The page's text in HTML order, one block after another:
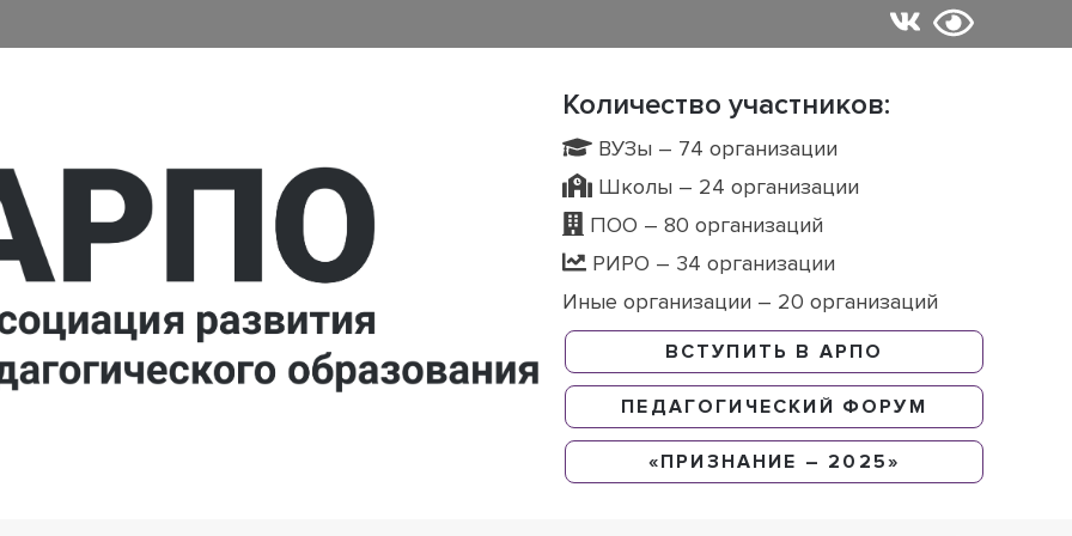
Количество участников:
ВУЗы – 74 организации
Школы – 24 организации
ПОО – 80 организаций
РИРО – 34 организации
Иные организации – 20 организаций
ВСТУПИТЬ В АРПО
ПЕДАГОГИЧЕСКИЙ ФОРУМ
«ПРИЗНАНИЕ – 2025»